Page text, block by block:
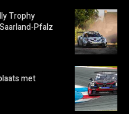
Trophy
Pfalz
met